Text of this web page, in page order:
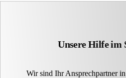
Unsere Hilfe im
Wir sind Ihr Ansprechpartner